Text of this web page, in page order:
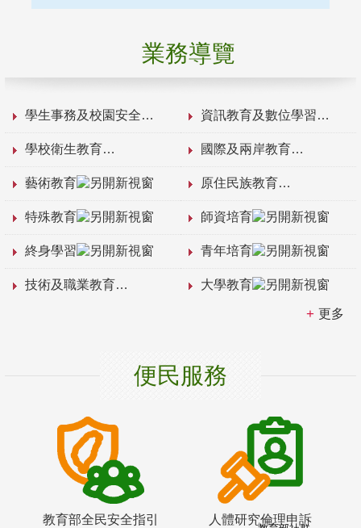
業務導覽
學生事務及校園安全 資訊教育及數位學習
學校衛生教育 國際及兩岸教育
藝術教育 原住民族教育
特殊教育 師資培育
終身學習 青年培育
技術及職業教育 大學教育
更多
便民服務
教育部全民安全指引
人體研究倫理申訴